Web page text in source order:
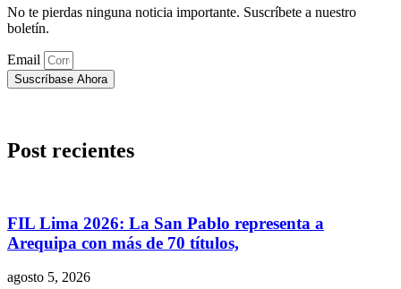
No te pierdas ninguna noticia importante. Suscríbete a nuestro
boletín.
Email
Suscríbase Ahora
Post recientes
FIL Lima 2026: La San Pablo representa a
Arequipa con más de 70 títulos,
agosto 5, 2026